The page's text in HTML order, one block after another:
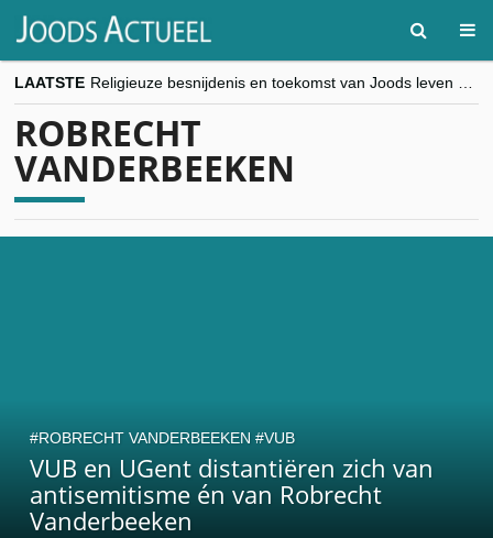
LAATSTE
“Besnijdenisdebat toont hoe moeilijk seculiere Westen minderheden begrijpt”, Jinnih Beels (Vooruit)
ROBRECHT
VANDERBEEKEN
VUB en UGent distantiëren zich van
antisemitisme én van Robrecht
Vanderbeeken
ROBRECHT VANDERBEEKEN VUB